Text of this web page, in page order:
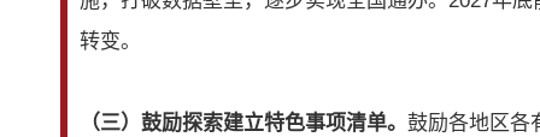
转变。
（三）鼓励探索建立特色事项清单。 鼓励各地区各